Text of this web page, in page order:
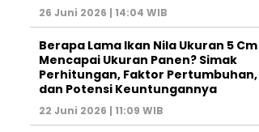
26 Juni 2026 | 14:04 WIB
Berapa Lama Ikan Nila Ukuran 5 Cm
Mencapai Ukuran Panen? Simak
Perhitungan, Faktor Pertumbuhan,
dan Potensi Keuntungannya
22 Juni 2026 | 11:09 WIB